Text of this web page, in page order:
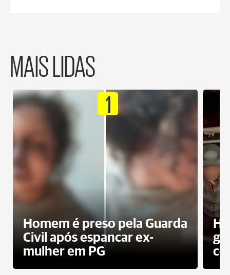
MAIS LIDAS
1
Homem é preso pela Guarda
Civil após espancar ex-
mulher em PG